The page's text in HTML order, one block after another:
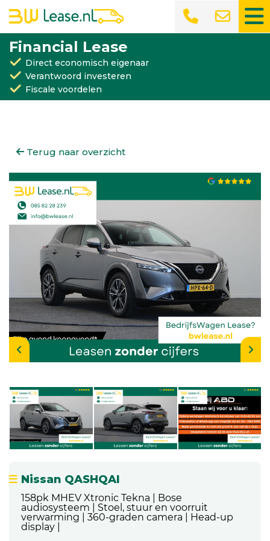
Financial Lease
Direct economisch eigenaar
Verantwoord investeren
Fiscale voordelen
Terug naar overzicht
Nissan QASHQAI
158pk MHEV Xtronic Tekna | Bose
audiosysteem | Stoel, stuur en voorruit
verwarming | 360-graden camera | Head-up
display |